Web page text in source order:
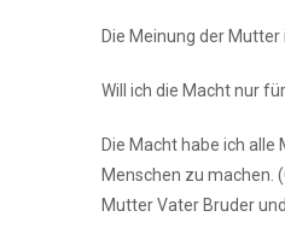
Die Meinung der Mutter
Will ich die Macht nur
Die Macht habe ich alle
Menschen zu machen.
Mutter Vater Bruder